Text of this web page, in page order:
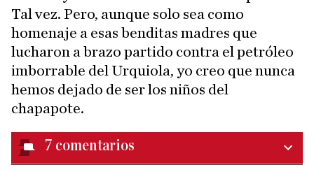
Tal vez. Pero, aunque solo sea como
homenaje a esas benditas madres que
lucharon a brazo partido contra el petróleo
imborrable del Urquiola, yo creo que nunca
hemos dejado de ser los niños del
chapapote.
7 comentarios